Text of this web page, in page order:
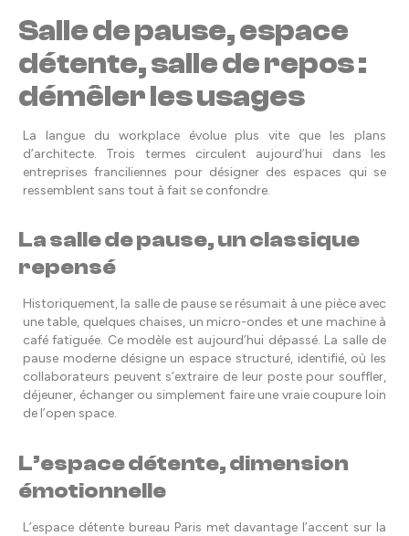
Salle de pause, espace
détente, salle de repos :
démêler les usages
La langue du workplace évolue plus vite que les plans
d’architecte. Trois termes circulent aujourd’hui dans les
entreprises franciliennes pour désigner des espaces qui se
ressemblent sans tout à fait se confondre.
La salle de pause, un classique
repensé
Historiquement, la salle de pause se résumait à une pièce avec
une table, quelques chaises, un micro-ondes et une machine à
café fatiguée. Ce modèle est aujourd’hui dépassé. La salle de
pause moderne désigne un espace structuré, identifié, où les
collaborateurs peuvent s’extraire de leur poste pour souffler,
déjeuner, échanger ou simplement faire une vraie coupure loin
de l’open space.
L’espace détente, dimension
émotionnelle
L’espace détente bureau Paris met davantage l’accent sur la